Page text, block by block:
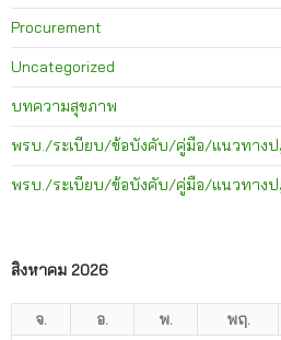
Procurement
Uncategorized
บทความสุขภาพ
พรบ./ระเบียบ/ข้อบังคับ/คู่มือ/แนวทาง
พรบ./ระเบียบ/ข้อบังคับ/คู่มือ/แนวทาง
สิงหาคม 2026
จ. อ. พ. พฤ.